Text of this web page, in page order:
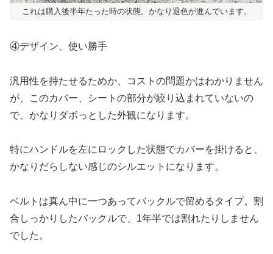
これは購入後半年たった時の状態。かなり退色が進んでいます。
④デザイン、使い勝手
汎用性を持たせるためか、コストの問題かはわかりません
が、このカバー、シートの部分が絞り込まれていないの
で、かなりダボっとした外観になります。
特にハンドルを左にロックした状態でカバーを掛けると、
かなりだらしない感じのシルエットになります。
ベルトは真ん中に一つあってバックルで留めるタイプ。割
合しっかりしたバックルで、1年半では割れたりしません
でした。